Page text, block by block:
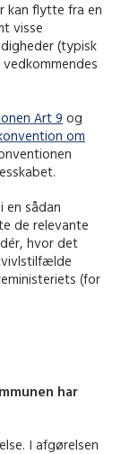
kan flytte fra en
visse
(typisk
Art 9 og
om
en sådan
de relevante
hvor det
(for
har
I afgørelsen